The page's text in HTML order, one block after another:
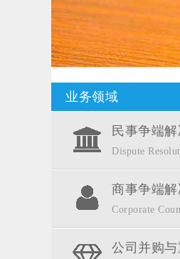
业务领域
民事争端
Dispute
商事争端解
Corporate
公司并购与